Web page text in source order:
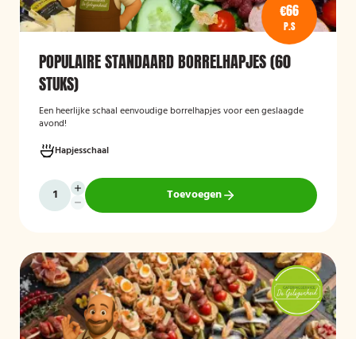
€66
P.S
POPULAIRE STANDAARD BORRELHAPJES (60
STUKS)
Een heerlijke schaal eenvoudige borrelhapjes voor een geslaagde
avond!
Hapjesschaal
Toevoegen